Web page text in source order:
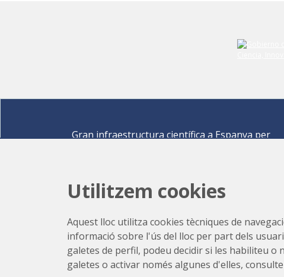
Gran infraestructura científica a Espanya per
Carrer de la Llum 2-26 08290 Cerdanyola del Vallès,
Com arribar
+34 93 592 43 00
Utilitzem cookies
Aquest lloc utilitza cookies tècniques de
informació sobre l'ús del lloc per part dels
galetes de perfil, podeu decidir si les habiliteu
galetes o activar només algunes d'elles,